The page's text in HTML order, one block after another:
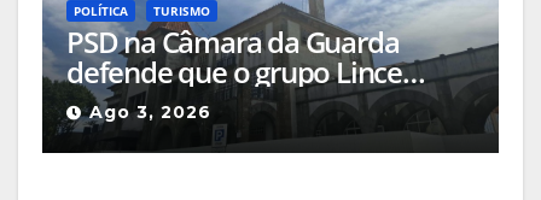
POLÍTICA TURISMO
PSD na Câmara da Guarda
defende que o grupo Lince
deveria apresentar, na cidade, o
projeto que pretende
implementar no Hotel Turismo
Ago 3, 2026